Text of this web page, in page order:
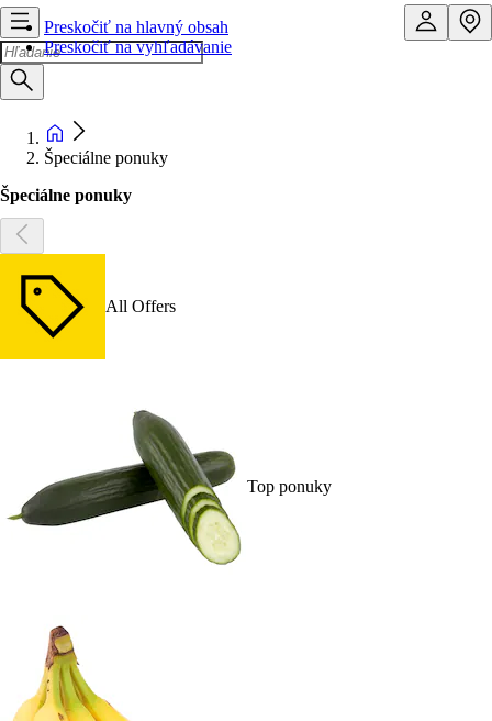
Preskočiť na hlavný obsah
Preskočiť na vyhľadávanie
Špeciálne ponuky
Špeciálne ponuky
All Offers
Top ponuky